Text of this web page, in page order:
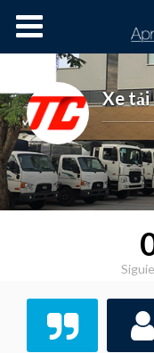
Cursos OnLine
Xe tải